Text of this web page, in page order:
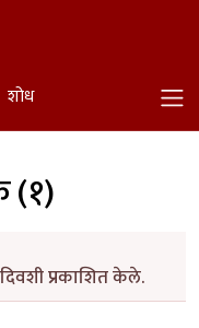
शोध
(१)
प्रकाशित केले.